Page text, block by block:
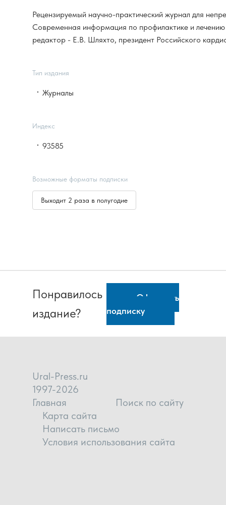
Рецензируемый научно-практический журнал для
Современная информация по профилактике и
редактор - Е.В. Шляхто, президент Российского
Тип издания
Журналы
Индекс
93585
Возможные форматы подписки
Выходит 2 раза в полугодие
Понравилось
издание?
Оформить
подписку
Ural-Press.ru
1997-2026
Главная
Поиск по сайту
Карта сайта
Написать письмо
Условия использования сайта